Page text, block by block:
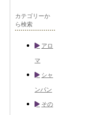
カテゴリーか
ら検索
アロ
マ
シャ
ンパン
その